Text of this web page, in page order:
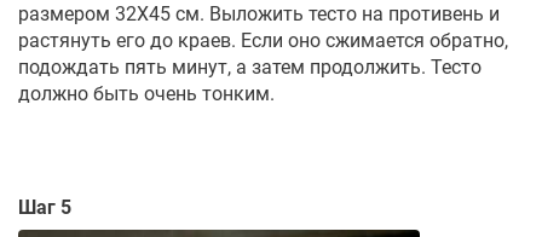
размером 32Х45 см. Выложить тесто на противень и
растянуть его до краев. Если оно сжимается обратно,
подождать пять минут, а затем продолжить. Тесто
должно быть очень тонким.
Шаг 5